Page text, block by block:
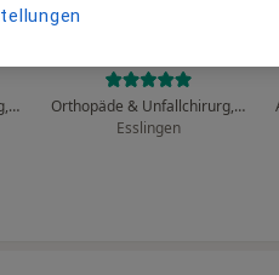
Orthopäde & Unfallchirurg, Orthopäde
Orthopäde & Unfallchirurg, Allgemeinchirurg, Spezieller Unfallchirurg
Esslingen